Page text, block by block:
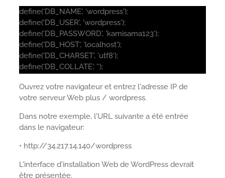
define('DB_NAME', 'wordpress');
define('DB_USER', 'wordpress');
define('DB_PASSWORD', 'kamisama123');
define('DB_HOST', 'localhost');
define('DB_CHARSET', 'utf8');
define('DB_COLLATE', '');
Ouvrez votre navigateur et entrez l'adresse IP de
votre serveur Web plus / wordpress.
Dans notre exemple, l'URL suivante a été entrée
dans le navigateur:
• http://34.217.14.140/wordpress
L'interface d'installation Web de WordPress devrait
être présentée.